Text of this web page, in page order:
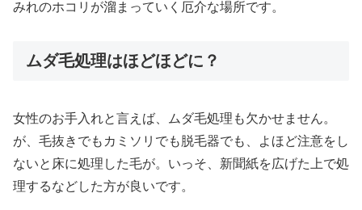
みれのホコリが溜まっていく厄介な場所です。
ムダ毛処理はほどほどに？
女性のお手入れと言えば、ムダ毛処理も欠かせません。
が、毛抜きでもカミソリでも脱毛器でも、よほど注意をし
ないと床に処理した毛が。いっそ、新聞紙を広げた上で処
理するなどした方が良いです。